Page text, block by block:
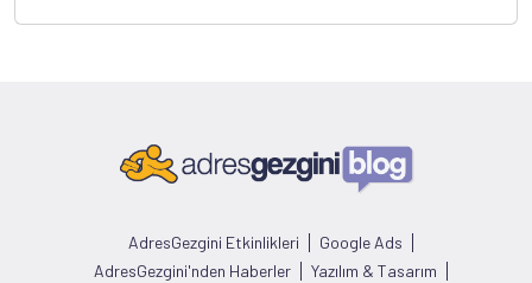
AdresGezgini Etkinlikleri
Google Ads
AdresGezgini'nden Haberler
Yazılım & Tasarım